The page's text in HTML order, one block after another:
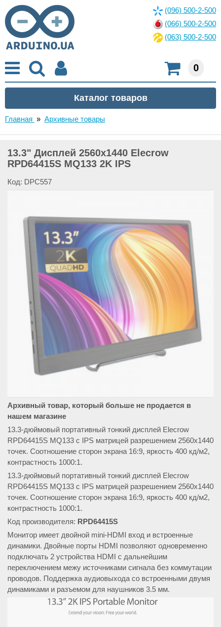
(096) 500-2-500
(066) 500-2-500
(063) 500-2-500
0
Главная » Архивные товары
13.3" Дисплей 2560x1440 Elecrow
RPD64415S MQ133 2K IPS
Код: DPC557
Архивный товар, который больше не продается в
нашем магазине
13.3-дюймовый портативный тонкий дисплей Elecrow
RPD64415S MQ133 с IPS матрицей разрешением 2560x1440
точек. Соотношение сторон экрана 16:9, яркость 400 кд/м2,
контрастность 1000:1.
13.3-дюймовый портативный тонкий дисплей Elecrow
RPD64415S MQ133 с IPS матрицей разрешением 2560x1440
точек. Соотношение сторон экрана 16:9, яркость 400 кд/м2,
контрастность 1000:1.
Код производителя: RPD64415S
Монитор имеет двойной mini-HDMI вход и встроенные
динамики. Двойные порты HDMI позволяют одновременно
подключать 2 устройства HDMI с дальнейшим
переключением межу источниками сигнала без коммутации
проводов. Поддержка аудиовыхода со встроенными двумя
динамиками и разъемом для наушников 3.5 мм.